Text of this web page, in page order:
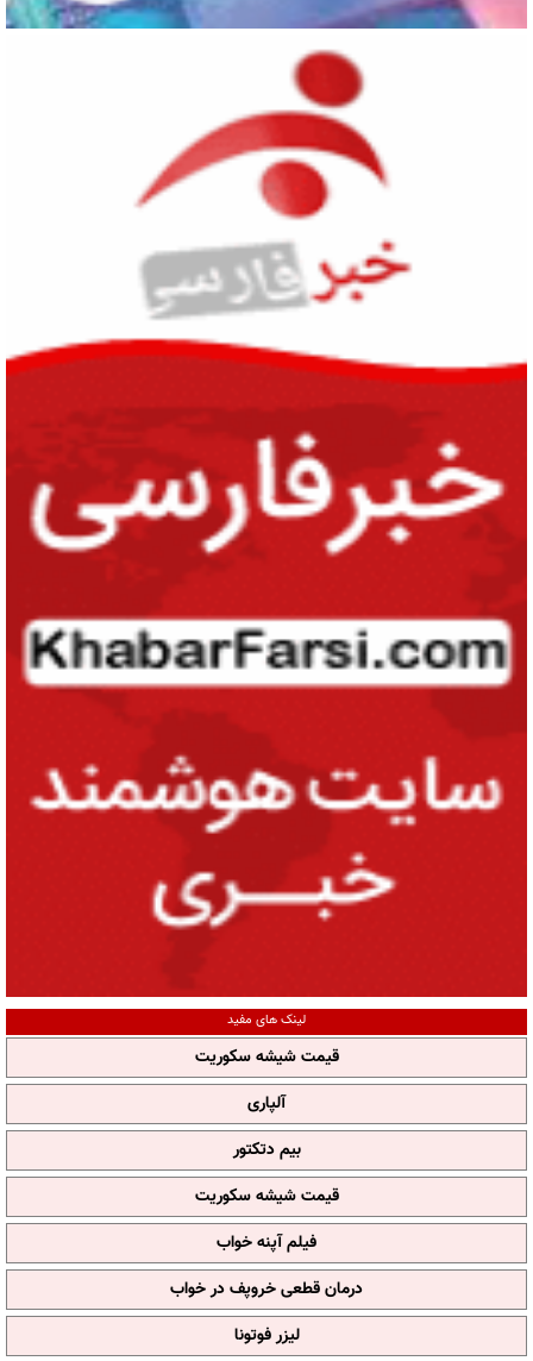
لینک های مفید
قیمت شیشه سکوریت
آلپاری
بیم دتکتور
قیمت شیشه سکوریت
فیلم آپنه خواب
درمان قطعی خروپف در خواب
لیزر فوتونا